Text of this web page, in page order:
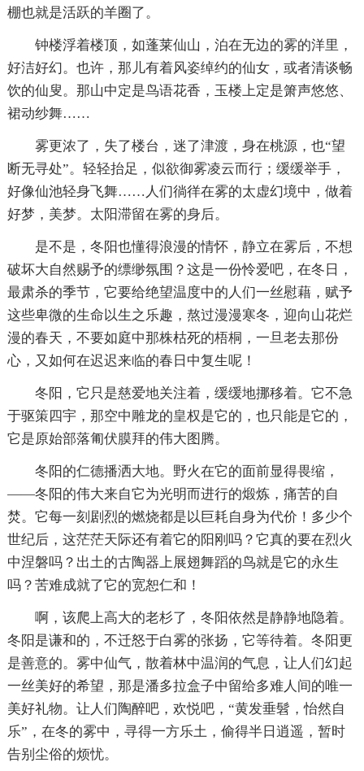
棚也就是活跃的羊圈了。
钟楼浮着楼顶，如蓬莱仙山，泊在无边的雾的洋里，
好洁好幻。也许，那儿有着风姿绰约的仙女，或者清谈畅
饮的仙叟。那山中定是鸟语花香，玉楼上定是箫声悠悠、
裙动纱舞……
雾更浓了，失了楼台，迷了津渡，身在桃源，也“望
断无寻处”。轻轻抬足，似欲御雾凌云而行；缓缓举手，
好像仙池轻身飞舞……人们徜徉在雾的太虚幻境中，做着
好梦，美梦。太阳滞留在雾的身后。
是不是，冬阳也懂得浪漫的情怀，静立在雾后，不想
破坏大自然赐予的缥缈氛围？这是一份怜爱吧，在冬日，
最肃杀的季节，它要给绝望温度中的人们一丝慰藉，赋予
这些卑微的生命以生之乐趣，熬过漫漫寒冬，迎向山花烂
漫的春天，不要如庭中那株枯死的梧桐，一旦老去那份
心，又如何在迟迟来临的春日中复生呢！
冬阳，它只是慈爱地关注着，缓缓地挪移着。它不急
于驱策四宇，那空中雕龙的皇权是它的，也只能是它的，
它是原始部落匍伏膜拜的伟大图腾。
冬阳的仁德播洒大地。野火在它的面前显得畏缩，
——冬阳的伟大来自它为光明而进行的煅炼，痛苦的自
焚。它每一刻剧烈的燃烧都是以巨耗自身为代价！多少个
世纪后，这茫茫天际还有着它的阳刚吗？它真的要在烈火
中涅磐吗？出土的古陶器上展翅舞蹈的鸟就是它的永生
吗？苦难成就了它的宽恕仁和！
啊，该爬上高大的老杉了，冬阳依然是静静地隐着。
冬阳是谦和的，不迁怒于白雾的张扬，它等待着。冬阳更
是善意的。雾中仙气，散着林中温润的气息，让人们幻起
一丝美好的希望，那是潘多拉盒子中留给多难人间的唯一
美好礼物。让人们陶醉吧，欢悦吧，“黄发垂髫，怡然自
乐”，在冬的雾中，寻得一方乐土，偷得半日逍遥，暂时
告别尘俗的烦忧。